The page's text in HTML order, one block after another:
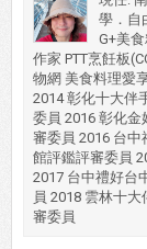
學．自
G+美
作家 PTT烹飪板
物網 美食料理愛
2014 彰化十大伴
委員 2016 彰化
審委員 2016 台
館評鑑評審委員
2017 台中禮好台
員 2018 雲林十
審委員